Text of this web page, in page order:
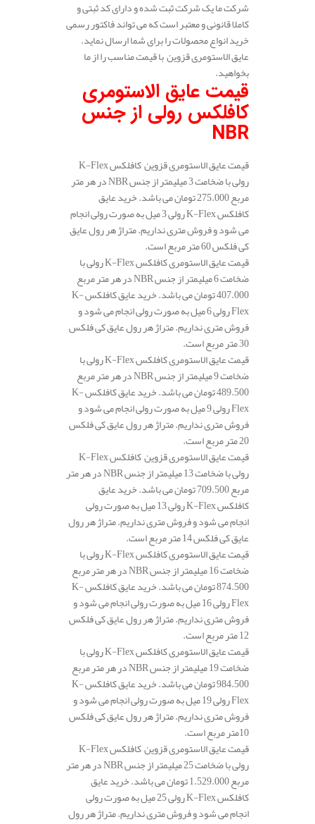
شرکت ما یک شرکت ثبت شده و دارای کد ثبتی و
کاملا قانونی و معتبر است که می تواند فاکتور رسمی
خرید انواع محصولات را برای شما ارسال نماید.
عایق الاستومری قزوین با قیمت مناسب را از ما
بخواهید.
قیمت عایق الاستومری
کافلکس رولی از جنس
NBR
قیمت عایق الاستومری قزوین کافلکس K-Flex
رولی با ضخامت 3 میلیمتر از جنس NBR در هر متر
مربع 275.000 تومان می باشد. خرید عایق
کافلکس K-Flex رولی 3 میل به صورت رولی انجام
می شود و فروش متری نداریم. متراژ هر رول عایق
کی فلکس 60 متر مربع است.
قیمت عایق الاستومری کافلکس K-Flex رولی با
ضخامت 6 میلیمتر از جنس NBR در هر متر مربع
407.000 تومان می باشد. خرید عایق کافلکس K-
Flex رولی 6 میل به صورت رولی انجام می شود و
فروش متری نداریم. متراژ هر رول عایق کی فلکس
30 متر مربع است.
قیمت عایق الاستومری کافلکس K-Flex رولی با
ضخامت 9 میلیمتر از جنس NBR در هر متر مربع
489.500 تومان می باشد. خرید عایق کافلکس K-
Flex رولی 9 میل به صورت رولی انجام می شود و
فروش متری نداریم. متراژ هر رول عایق کی فلکس
20 متر مربع است.
قیمت عایق الاستومری قزوین کافلکس K-Flex
رولی با ضخامت 13 میلیمتر از جنس NBR در هر متر
مربع 709.500 تومان می باشد. خرید عایق
کافلکس K-Flex رولی 13 میل به صورت رولی
انجام می شود و فروش متری نداریم. متراژ هر رول
عایق کی فلکس 14 متر مربع است.
قیمت عایق الاستومری کافلکس K-Flex رولی با
ضخامت 16 میلیمتر از جنس NBR در هر متر مربع
874.500 تومان می باشد. خرید عایق کافلکس K-
Flex رولی 16 میل به صورت رولی انجام می شود و
فروش متری نداریم. متراژ هر رول عایق کی فلکس
12 متر مربع است.
قیمت عایق الاستومری کافلکس K-Flex رولی با
ضخامت 19 میلیمتر از جنس NBR در هر متر مربع
984.500 تومان می باشد. خرید عایق کافلکس K-
Flex رولی 19 میل به صورت رولی انجام می شود و
فروش متری نداریم. متراژ هر رول عایق کی فلکس
10متر مربع است.
قیمت عایق الاستومری قزوین کافلکس K-Flex
رولی با ضخامت 25 میلیمتر از جنس NBR در هر متر
مربع 1.529.000 تومان می باشد. خرید عایق
کافلکس K-Flex رولی 25 میل به صورت رولی
انجام می شود و فروش متری نداریم. متراژ هر رول